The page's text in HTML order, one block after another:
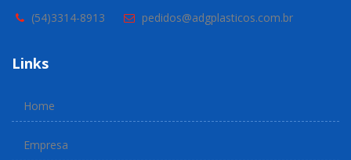
(54)3314-8913
pedidos@adgplasticos.com.br
Links
Home
Empresa